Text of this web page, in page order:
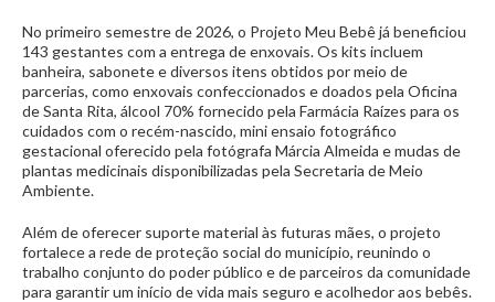
No primeiro semestre de 2026, o Projeto Meu Bebê já beneficiou
143 gestantes com a entrega de enxovais. Os kits incluem
banheira, sabonete e diversos itens obtidos por meio de
parcerias, como enxovais confeccionados e doados pela Oficina
de Santa Rita, álcool 70% fornecido pela Farmácia Raízes para os
cuidados com o recém-nascido, mini ensaio fotográfico
gestacional oferecido pela fotógrafa Márcia Almeida e mudas de
plantas medicinais disponibilizadas pela Secretaria de Meio
Ambiente.
Além de oferecer suporte material às futuras mães, o projeto
fortalece a rede de proteção social do município, reunindo o
trabalho conjunto do poder público e de parceiros da comunidade
para garantir um início de vida mais seguro e acolhedor aos bebês.